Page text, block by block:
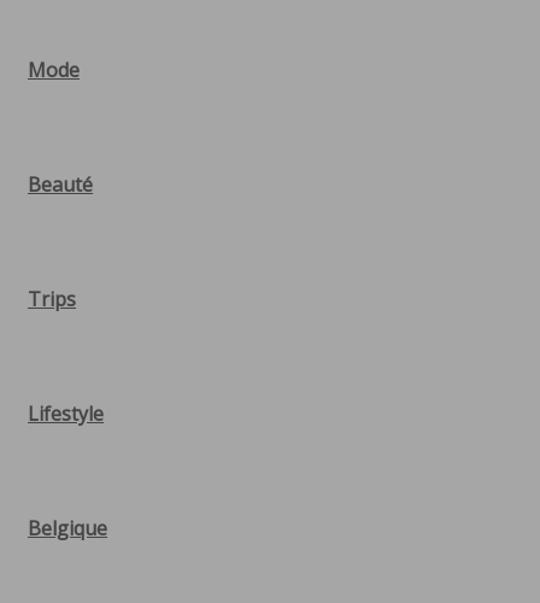
Mode
Beauté
Trips
Lifestyle
Belgique